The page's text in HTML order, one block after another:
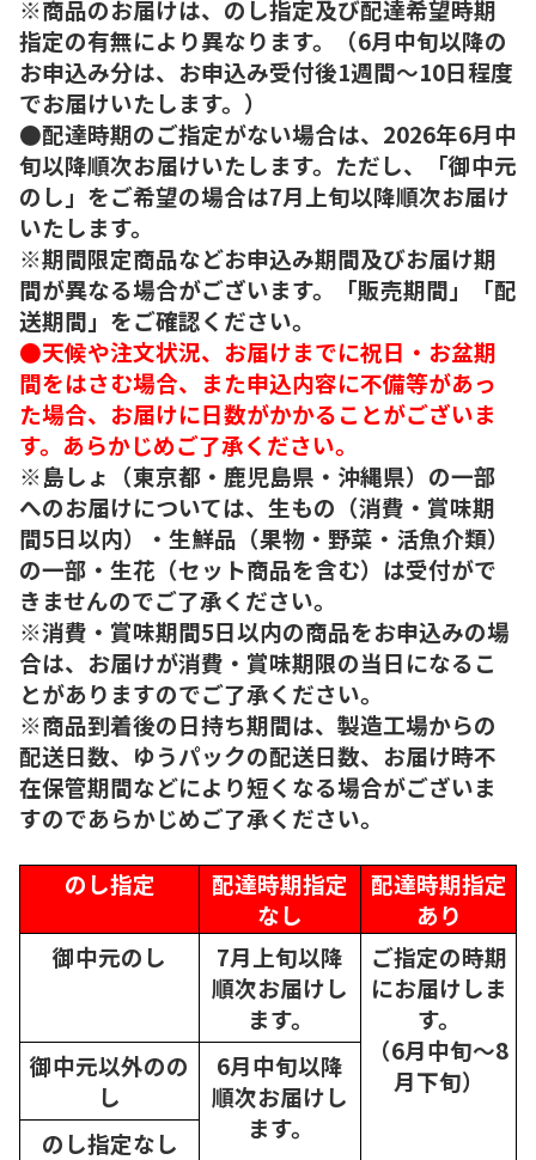
※商品のお届けは、のし指定及び配達希望時期
指定の有無により異なります。（6月中旬以降の
お申込み分は、お申込み受付後1週間～10日程度
でお届けいたします。）
●配達時期のご指定がない場合は、2026年6月中
旬以降順次お届けいたします。ただし、「御中元
のし」をご希望の場合は7月上旬以降順次お届け
いたします。
※期間限定商品などお申込み期間及びお届け期
間が異なる場合がございます。「販売期間」「配
送期間」をご確認ください。
●天候や注文状況、お届けまでに祝日・お盆期
間をはさむ場合、また申込内容に不備等があっ
た場合、お届けに日数がかかることがございま
す。あらかじめご了承ください。
※島しょ（東京都・鹿児島県・沖縄県）の一部
へのお届けについては、生もの（消費・賞味期
間5日以内）・生鮮品（果物・野菜・活魚介類）
の一部・生花（セット商品を含む）は受付がで
きませんのでご了承ください。
※消費・賞味期間5日以内の商品をお申込みの場
合は、お届けが消費・賞味期限の当日になるこ
とがありますのでご了承ください。
※商品到着後の日持ち期間は、製造工場からの
配送日数、ゆうパックの配送日数、お届け時不
在保管期間などにより短くなる場合がございま
すのであらかじめご了承ください。
のし指定
配達時期指定
なし
配達時期指定
あり
御中元のし
7月上旬以降
順次お届けし
ます。
ご指定の時期
にお届けしま
す。
（6月中旬～8
月下旬）
御中元以外のの
し
6月中旬以降
順次お届けし
ます。
のし指定なし